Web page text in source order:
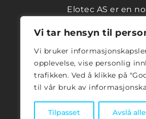
Vi tar hensyn til
Vi bruker
opplevelse, vise personlig
trafikken. Ved å klikke på
til vår bruk av
Tilpasset Avslå alle
Elotec AS er en
Elotec Ajax er en
du installatør og
forhandler? Send
info@elotec.noEr
trenger hjelp med
din.